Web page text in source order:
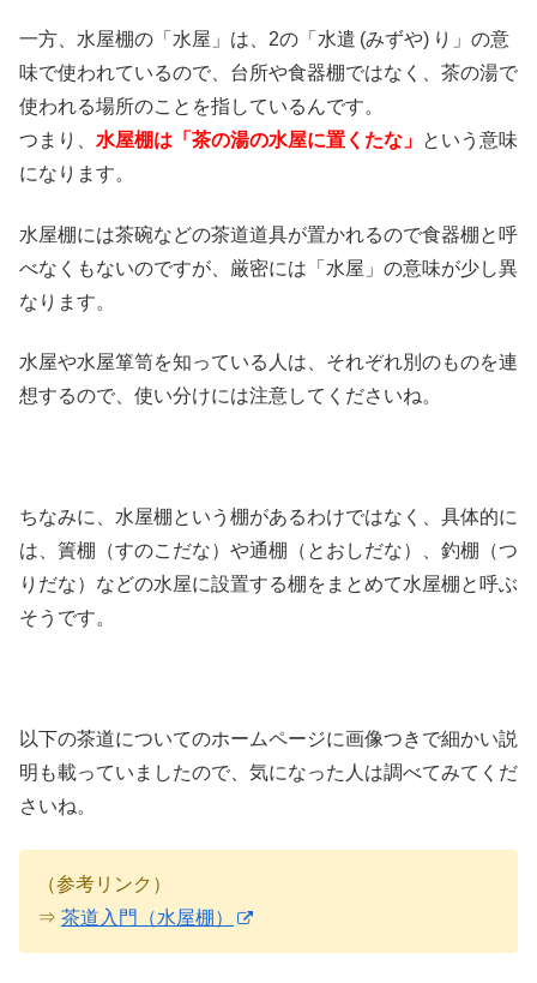
一方、水屋棚の「水屋」は、2の「水遣 (みずや) り」の意
味で使われているので、台所や食器棚ではなく、茶の湯で
使われる場所のことを指しているんです。
つまり、 水屋棚は「茶の湯の水屋に置くたな」 という意味
になります。
水屋棚には茶碗などの茶道道具が置かれるので食器棚と呼
べなくもないのですが、厳密には「水屋」の意味が少し異
なります。
水屋や水屋箪笥を知っている人は、それぞれ別のものを連
想するので、使い分けには注意してくださいね。
ちなみに、水屋棚という棚があるわけではなく、具体的に
は、簀棚（すのこだな）や通棚（とおしだな）、釣棚（つ
りだな）などの水屋に設置する棚をまとめて水屋棚と呼ぶ
そうです。
以下の茶道についてのホームページに画像つきで細かい説
明も載っていましたので、気になった人は調べてみてくだ
さいね。
（参考リンク）
⇒ 茶道入門（水屋棚）